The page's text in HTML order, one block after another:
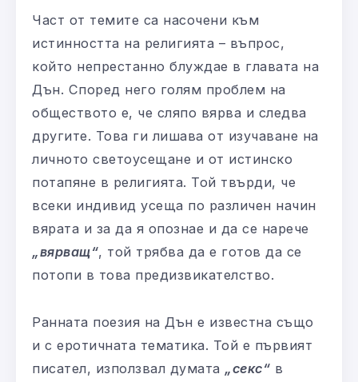
Част от темите са насочени към
истинността на религията – въпрос,
който непрестанно блуждае в главата на
Дън. Според него голям проблем на
обществото е, че сляпо вярва и следва
другите. Това ги лишава от изучаване на
личното светоусещане и от истинско
потапяне в религията. Той твърди, че
всеки индивид усеща по различен начин
вярата и за да я опознае и да се нарече
„вярващ“, той трябва да е готов да се
потопи в това предизвикателство.
Ранната поезия на Дън е известна също
и с еротичната тематика. Той е първият
писател, използвал думата „секс“ в